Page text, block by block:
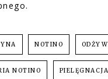
NOTINO
NOTINO